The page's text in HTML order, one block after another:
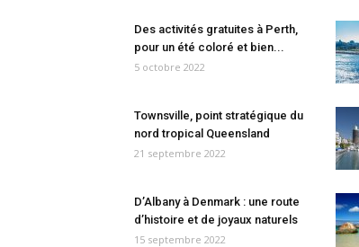
Des activités gratuites à Perth,
pour un été coloré et bien...
5 octobre 2022
Townsville, point stratégique du
nord tropical Queensland
21 septembre 2022
D’Albany à Denmark : une route
d’histoire et de joyaux naturels
15 septembre 2022